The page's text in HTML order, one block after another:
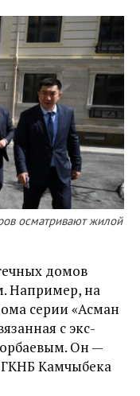
осматривают жилой
домов
Например, на
серии «Асман
с экс-
Он —
ГКНБ Камчыбека